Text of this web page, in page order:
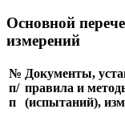
Основной
измерений
№
п/
п
Документы,
правила и
(испытаний),